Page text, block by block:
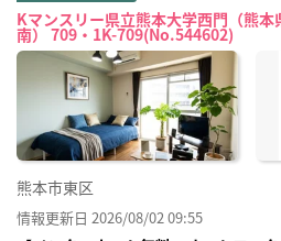
Kマンスリー県立熊本大学西門（熊本
南） 709・1K-709(No.544602)
熊本市東区
情報更新日 2026/08/02 09:55